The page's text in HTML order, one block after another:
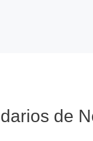
de